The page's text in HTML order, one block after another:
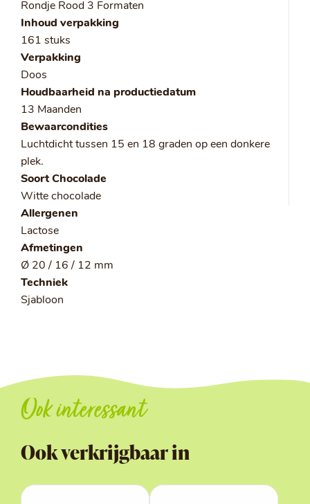
Rondje Rood 3 Formaten
Inhoud verpakking
161 stuks
Verpakking
Doos
Houdbaarheid na productiedatum
13 Maanden
Bewaarcondities
Luchtdicht tussen 15 en 18 graden op een donkere
plek.
Soort Chocolade
Witte chocolade
Allergenen
Lactose
Afmetingen
Ø 20 / 16 / 12 mm
Techniek
Sjabloon
Ook interessant
Ook verkrijgbaar in